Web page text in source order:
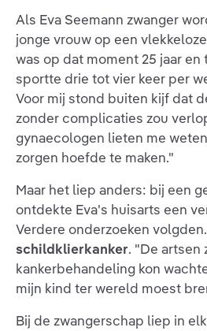
Als Eva Seemann zwanger
jonge vrouw op een
was op dat moment 25 jaar
sportte drie tot vier keer per
Voor mij stond buiten kijf dat
zonder complicaties zou
gynaecologen lieten me
zorgen hoefde te maken."
Maar het liep anders: bij een
ontdekte Eva's huisarts een
Verdere onderzoeken
schildklierkanker. "De artsen
kankerbehandeling kon
mijn kind ter wereld moest
Bij de zwangerschap liep in